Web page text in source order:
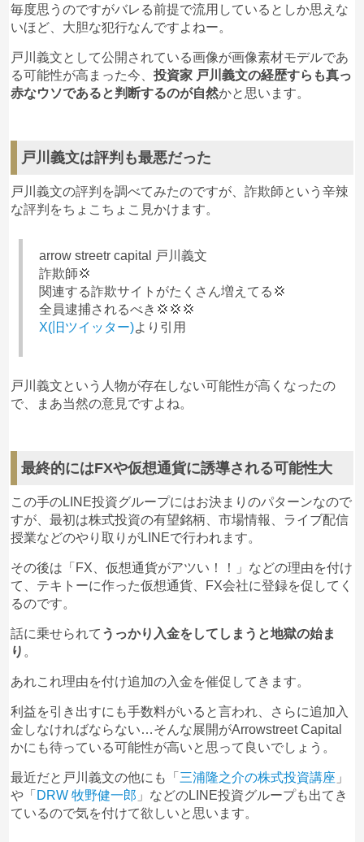
意義な情報を流してましたが、戸川義文なる人物の
口パクと音声が、何時もズレてましたね。笑
る模様。
気になるのは4月に新しいトークン発売と謳って
たので、熱り冷めた頃に現れる可能性あるかも？
投稿
1
ませんでしたグループ内にはさくらがいっぱいいた
ので、だまされていることに気づきませんでした。
すっかり親切に教えてくれたので、150万円入金し
て調子に乗せられ、3か月で16億稼ぎました。
自分の口座に引出したいといったらさらに300万円
妙に説得されて鵜吞みにしてしまいました。
結局自分の懐に入ることはできませんでした。
大金だから日本銀行が凍結しないための保証金を支
最初の頃、金融庁に電話して登録しているかを確認
局英語の資料を送信して私に何度も色々見せまし
た。間もまく審査されることになっているとも言わ
れました。
一番弟子がこの戸川義文だと紹介されたのが最初で
した。今思うとラインで村上氏の顔写真を使う悪質
なプロの詐欺投資グループで見抜くことはかなリ困
難だと思います。また、キャスターの池上彰さんの
感しています。悔しいです。
しましま Arrowstreet Capital 戸川義文
へ
2024/02/07
1
3ヶ月もかかって、仮想通貨も買い、2500万円にな
りました。一度、50ドルを出金したら、簡単に出金
毎度思うのですがバレる前提で流用しているとしか思えな
いほど、大胆な犯行なんですよねー。
戸川義文として公開されている画像が画像素材モデルであ
る可能性が高まった今、投資家 戸川義文の経歴すらも真っ
赤なウソであると判断するのが自然かと思います。
戸川義文は評判も最悪だった
戸川義文の評判を調べてみたのですが、詐欺師という辛辣
な評判をちょこちょこ見かけます。
arrow streetr capital 戸川義文
詐欺師💢
関連する詐欺サイトがたくさん増えてる💢
全員逮捕されるべき💢💢💢
X(旧ツイッター)より引用
戸川義文という人物が存在しない可能性が高くなったの
で、まあ当然の意見ですよね。
最終的にはFXや仮想通貨に誘導される可能性大
この手のLINE投資グループにはお決まりのパターンなので
すが、最初は株式投資の有望銘柄、市場情報、ライブ配信
授業などのやり取りがLINEで行われます。
その後は「FX、仮想通貨がアツい！！」などの理由を付け
て、テキトーに作った仮想通貨、FX会社に登録を促してく
るのです。
話に乗せられて うっかり入金をしてしまうと地獄の始ま
り 。
あれこれ理由を付け追加の入金を催促してきます。
利益を引き出すにも手数料がいると言われ、さらに追加入
金しなければならない…そんな展開がArrowstreet Capital
かにも待っている可能性が高いと思って良いでしょう。
最近だと戸川義文の他にも「 三浦隆之介の株式投資講座 」
や「 DRW 牧野健一郎 」などのLINE投資グループも出てき
ているので気を付けて欲しいと思います。